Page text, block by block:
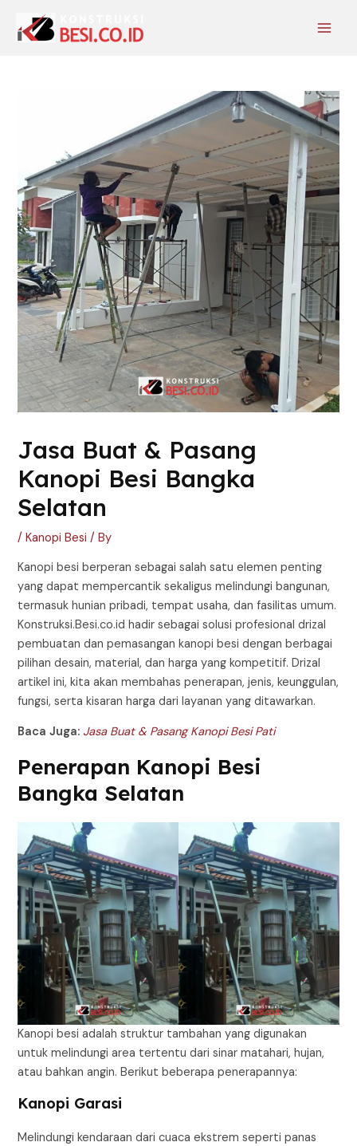
Jasa Buat & Pasang
Kanopi Besi Bangka
Selatan
/Kanopi Besi / By
Kanopi besi berperan sebagai salah satu elemen penting
yang dapat mempercantik sekaligus melindungi bangunan,
termasuk hunian pribadi, tempat usaha, dan fasilitas umum.
Konstruksi.Besi.co.id hadir sebagai solusi profesional drizal
pembuatan dan pemasangan kanopi besi dengan berbagai
pilihan desain, material, dan harga yang kompetitif. Drizal
artikel ini, kita akan membahas penerapan, jenis, keunggulan,
fungsi, serta kisaran harga dari layanan yang ditawarkan.
Baca Juga: Jasa Buat & Pasang Kanopi Besi Pati
Penerapan Kanopi Besi
Bangka Selatan
Kanopi besi adalah struktur tambahan yang digunakan
untuk melindungi area tertentu dari sinar matahari, hujan,
atau bahkan angin. Berikut beberapa penerapannya:
Kanopi Garasi
Melindungi kendaraan dari cuaca ekstrem seperti panas